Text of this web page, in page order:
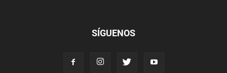
SÍGUENOS